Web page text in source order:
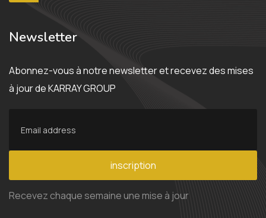
Newsletter
Abonnez-vous à notre newsletter et recevez des mises
à jour de KARRAY GROUP
inscription
Recevez chaque semaine une mise à jour